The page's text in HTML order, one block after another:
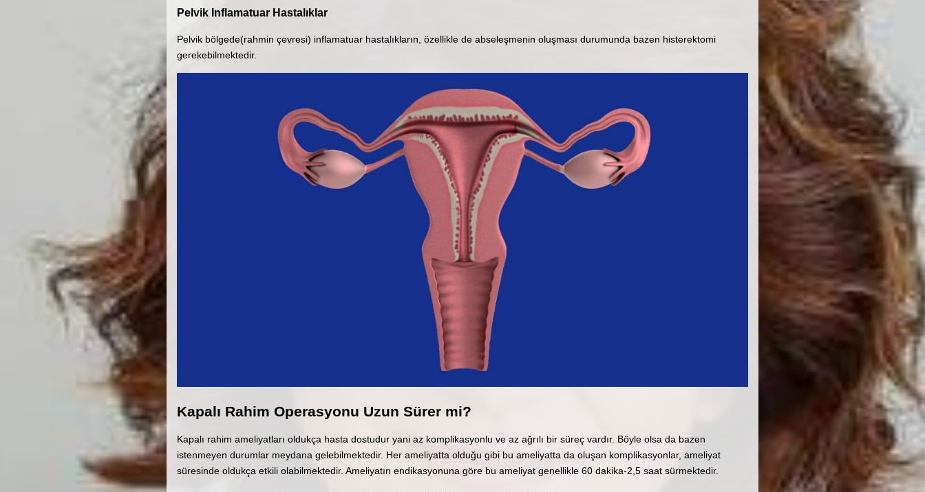
Pelvik Inflamatuar Hastalıklar
Pelvik bölgede(rahmin çevresi) inflamatuar hastalıkların, özellikle de abseleşmenin oluşması durumunda bazen histerektomi
gerekebilmektedir.
Kapalı Rahim Operasyonu Uzun Sürer mi?
Kapalı rahim ameliyatları oldukça hasta dostudur yani az komplikasyonlu ve az ağrılı bir süreç vardır. Böyle olsa da bazen
istenmeyen durumlar meydana gelebilmektedir. Her ameliyatta olduğu gibi bu ameliyatta da oluşan komplikasyonlar, ameliyat
süresinde oldukça etkili olabilmektedir. Ameliyatın endikasyonuna göre bu ameliyat genellikle 60 dakika-2,5 saat sürmektedir.